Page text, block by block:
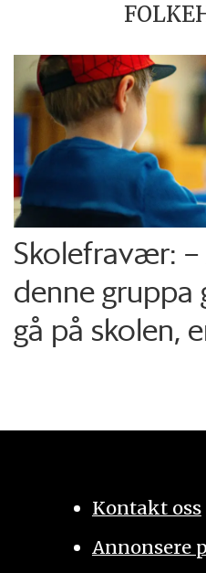
Skolefravær: –
denne gruppa
gå på skolen,
Kontakt oss
Annonsere